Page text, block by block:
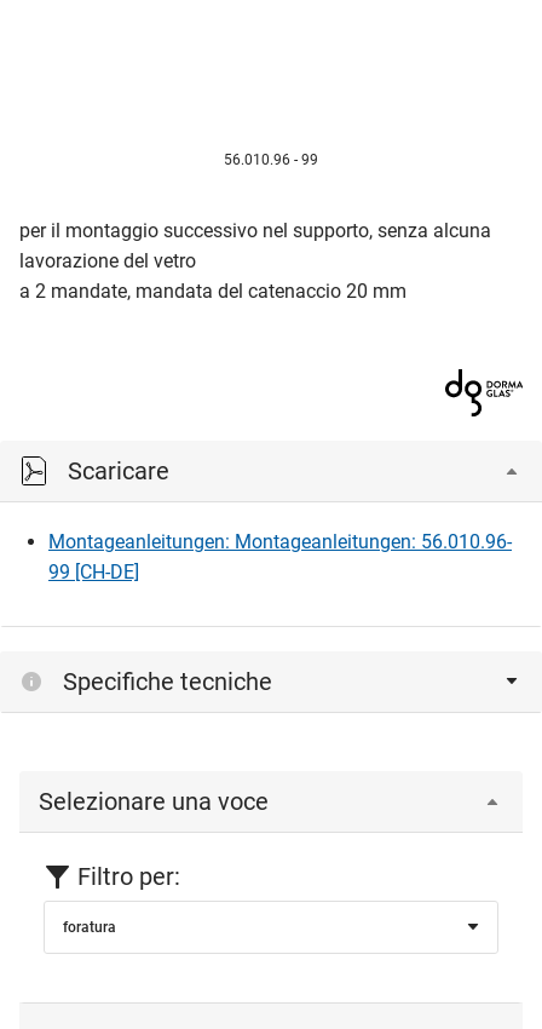
56.010.96 - 99
per il montaggio successivo nel supporto, senza alcuna
lavorazione del vetro
a 2 mandate, mandata del catenaccio 20 mm
Scaricare
Montageanleitungen: Montageanleitungen: 56.010.96-
99 [CH-DE]
Specifiche tecniche
Selezionare una voce
Filtro per:
foratura